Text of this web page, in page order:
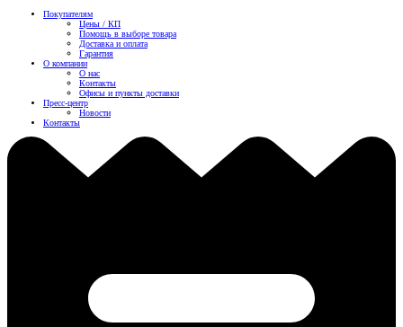
Покупателям
Цены / КП
Помощь в выборе товара
Доставка и оплата
Гарантия
О компании
О нас
Контакты
Офисы и пункты доставки
Пресс-центр
Новости
Контакты